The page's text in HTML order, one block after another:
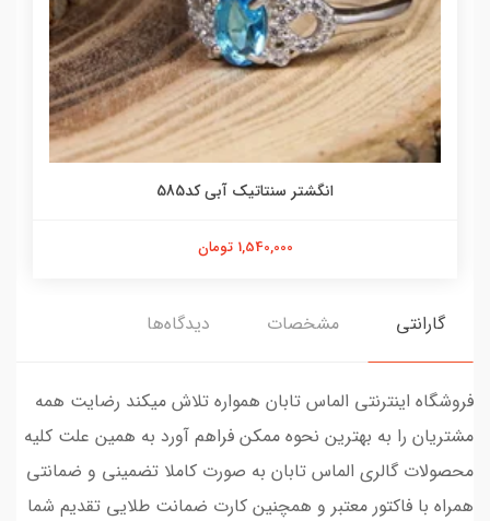
انگشتر سنتاتیک آبی کد585
1,540,000 تومان
گارانتی مشخصات دیدگاه‌ها
فروشگاه اینترنتی الماس تابان همواره تلاش میکند رضایت همه
مشتریان را به بهترین نحوه ممکن فراهم آورد به همین علت کلیه
محصولات گالری الماس تابان به صورت کاملا تضمینی و ضمانتی
همراه با فاکتور معتبر و همچنین کارت ضمانت طلایی تقدیم شما